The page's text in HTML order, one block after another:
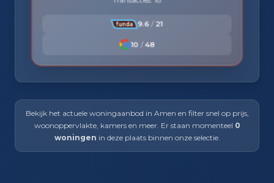
9.6 / 21
10 /48
Bekijk het actuele woningaanbod in Amen en filter snel op prijs,
woonoppervlakte, kamers en meer. Er staan momenteel 0
woningen in deze plaats binnen onze selectie.